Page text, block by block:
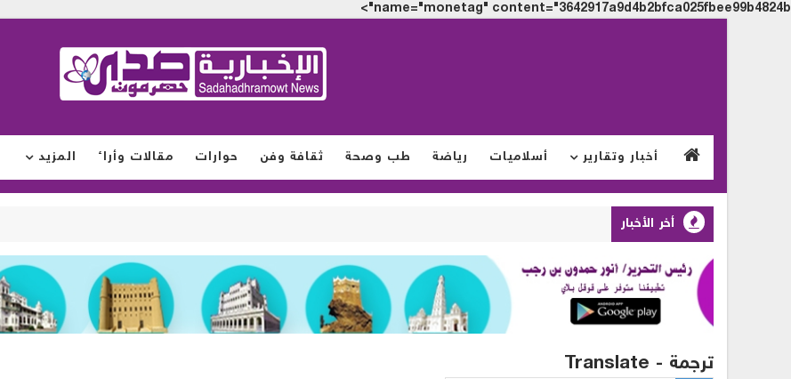
name="monetag" content="3642917a9d4b2bfca025fbee99b4824b">
أخبار وتقارير أسلاميات رياضة طب وصحة ثقافة وفن حوارات مقالات وأراء المزيد
أخر الأخبار
ترجمة - Translate